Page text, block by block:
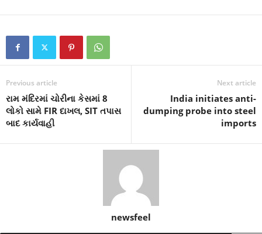
Previous article
રામ મંદિરમાં ચોરીના કેસમાં 8
લોકો સામે FIR દાખલ, SIT તપાસ
બાદ કાર્યવાહી
Next article
India initiates anti-
dumping probe into steel
imports
newsfeel